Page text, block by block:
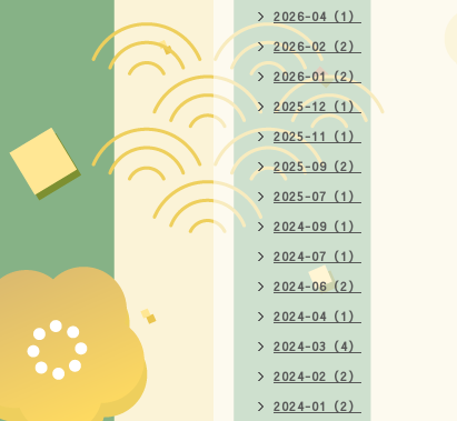
2026-04（1）
2026-02（2）
2026-01（2）
2025-12（1）
2025-11（1）
2025-09（2）
2025-07（1）
2024-09（1）
2024-07（1）
2024-06（2）
2024-04（1）
2024-03（4）
2024-02（2）
2024-01（2）